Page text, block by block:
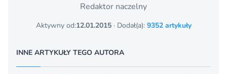
Redaktor naczelny
Aktywny od:12.01.2015· Dodał(a): 9352 artykuły
INNE ARTYKUŁY TEGO AUTORA